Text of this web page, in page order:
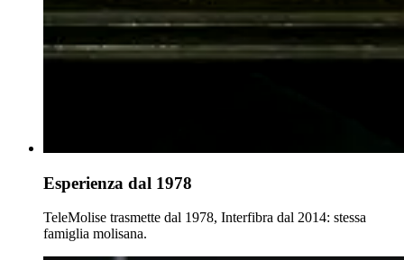
Esperienza dal 1978
TeleMolise trasmette dal 1978, Interfibra dal 2014: stessa
famiglia molisana.